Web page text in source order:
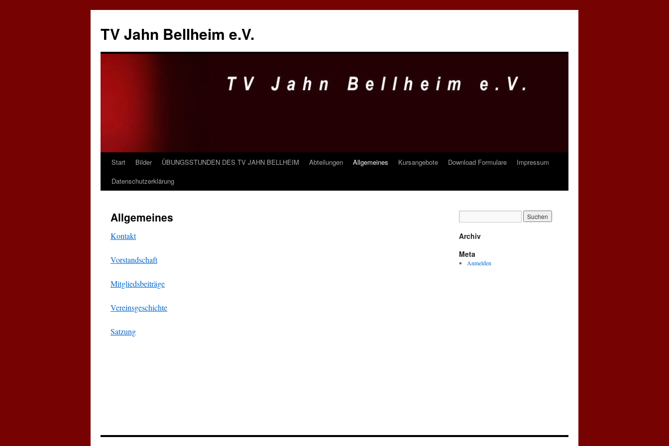
springen
TV Jahn Bellheim e.V.
Start Bilder ÜBUNGSSTUNDEN DES TV JAHN BELLHEIM Abteilungen Allgemeines Kursangebote Download Formulare
Impressum
Datenschutzerklärung
Allgemeines
Kontakt
Vorstandschaft
Mitgliedsbeiträge
Vereinsgeschichte
Satzung
Archiv
Meta
Anmelden